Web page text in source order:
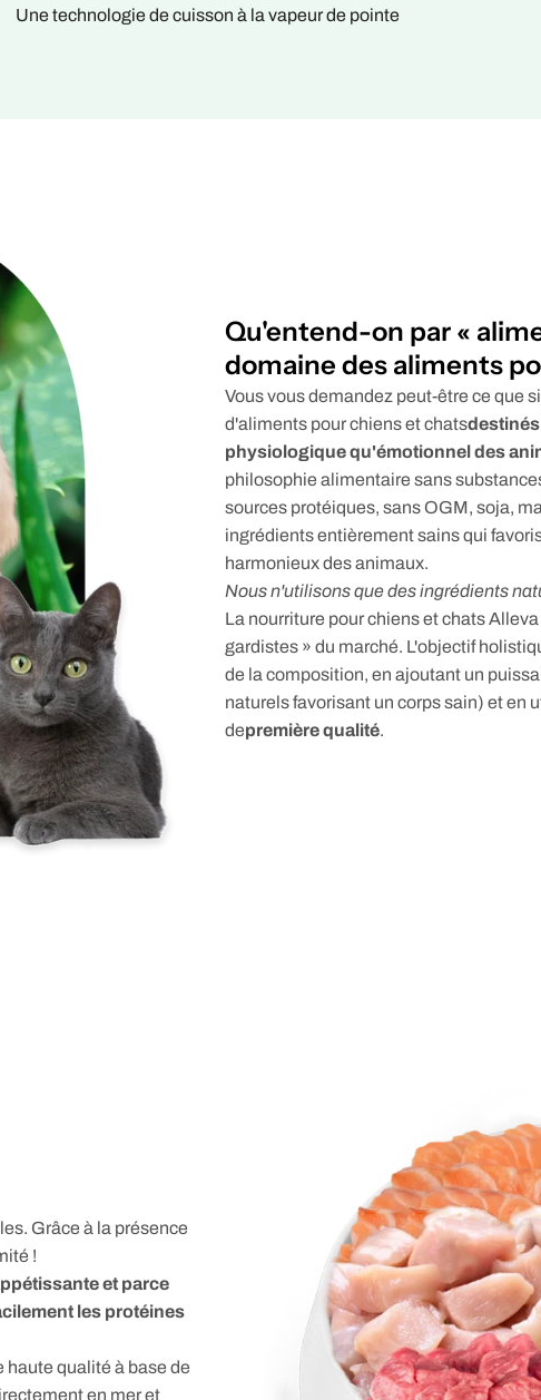
Une technologie de cuisson à la vapeur de pointe
Qu'entend-on par «
domaine des aliments
Vous vous demandez peut-être ce que
d'aliments pour chiens et chats
physiologique qu'émotionnel des
philosophie alimentaire sans
sources protéiques, sans OGM, soja,
ingrédients entièrement sains qui
harmonieux des animaux.
Nous n'utilisons que des ingrédients
La nourriture pour chiens et chats
gardistes » du marché. L'objectif
de la composition, en ajoutant un
naturels favorisant un corps sain) et en
depremière qualité.
Grâce à la présence
!
et parce
les protéines
qualité à base de
en mer et